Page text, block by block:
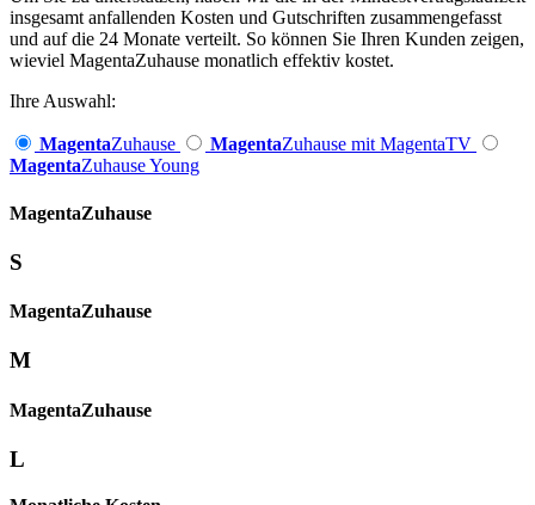
insgesamt anfallenden Kosten und Gutschriften zusammengefasst
und auf die 24 Monate verteilt. So können Sie Ihren Kunden zeigen,
wieviel MagentaZuhause monatlich effektiv kostet.
Ihre Auswahl:
MagentaZuhause MagentaZuhause mit MagentaTV
MagentaZuhause Young
Magenta­Zuhause
S
Magenta­Zuhause
M
Magenta­Zuhause
L